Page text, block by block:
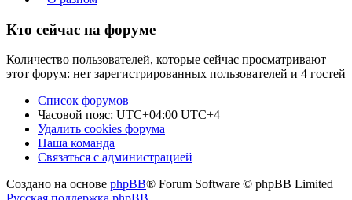
Кто сейчас на форуме
Количество пользователей, которые сейчас просматривают
этот форум: нет зарегистрированных пользователей и 4 гостей
Список форумов
Часовой пояс: UTC+04:00 UTC+4
Удалить cookies форума
Наша команда
Связаться с администрацией
Создано на основе phpBB® Forum Software © phpBB Limited